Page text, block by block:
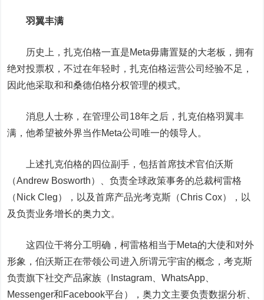
羽翼丰满
历史上，扎克伯格一直是Meta毋庸置疑的大老板，拥有
绝对投票权，不过在年轻时，扎克伯格运营公司经验不足，
因此他采取和和桑德伯格分权管理的模式。
消息人士称，在管理公司18年之后，扎克伯格羽翼丰
满，他希望被外界当作Meta公司唯一的领导人。
上述扎克伯格的四位副手，包括首席技术官伯沃斯
（Andrew Bosworth）、负责全球政策事务的总裁柯雷格
（Nick Cleg），以及首席产品光考克斯（Chris Cox），以
及负责业务增长的奥力文。
这四位干将分工明确，柯雷格相当于Meta的大使和对外
形象，伯沃斯正在带领公司进入所谓元宇宙的概念，考克斯
负责旗下社交产品家族（Instagram、WhatsApp、
Messenger和Facebook平台），奥力文主要负责数据分析、